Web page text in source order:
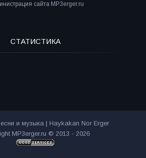
сайта MP3erger.ru
СТАТИСТИКА
и музыка | Haykakan Nor Erger
MP3erger.ru © 2013 - 2026